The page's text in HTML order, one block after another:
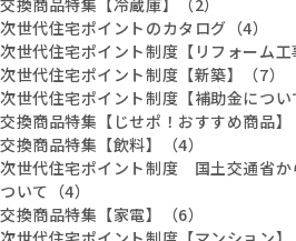
交換商品特集【冷蔵庫】（2）
次世代住宅ポイントのカタログ（4）
次世代住宅ポイント制度【リフォーム工
次世代住宅ポイント制度【新築】（7）
次世代住宅ポイント制度【補助金につい
交換商品特集【じせポ！おすすめ商品】
交換商品特集【飲料】（4）
次世代住宅ポイント制度 国土交通省か
ついて（4）
交換商品特集【家電】（6）